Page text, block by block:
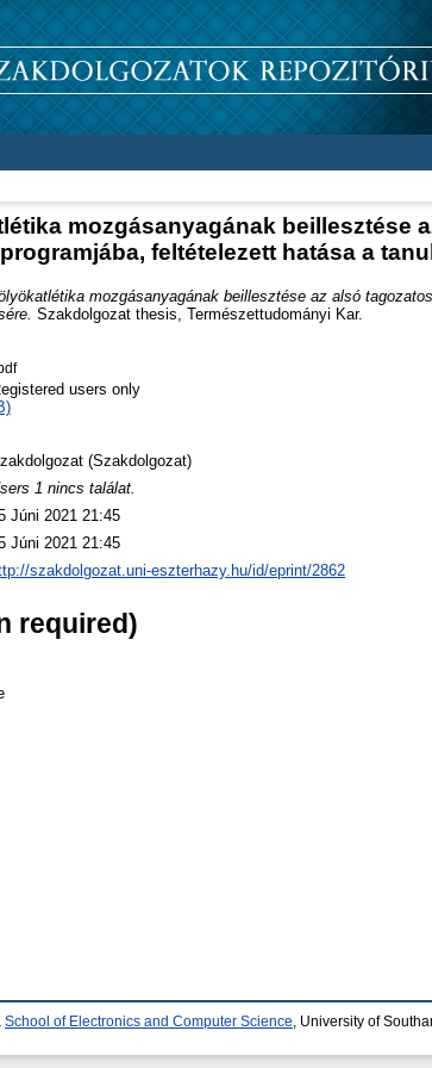
mozgásanyagának beillesztése
programjába, feltételezett hatása a
mozgásanyagának beillesztése az alsó
Szakdolgozat thesis, Természettudományi Kar.
users only
(Szakdolgozat)
1 nincs találat.
Júni 2021 21:45
Júni 2021 21:45
szakdolgozat.uni-eszterhazy.hu/id/eprint/2862
required)
School of Electronics and Computer Science , University of